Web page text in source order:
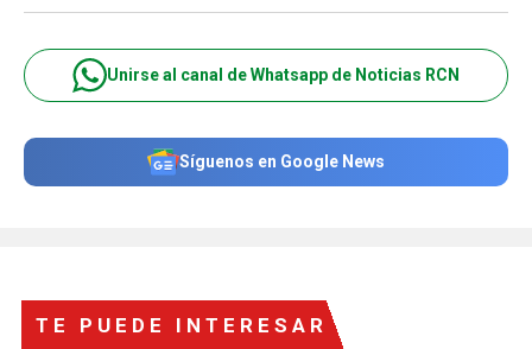
Unirse al canal de Whatsapp de Noticias RCN
Síguenos en Google News
TE PUEDE INTERESAR